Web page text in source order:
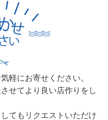
軽にお寄せください。
せてより良い店作りをし
てもリクエストいただけ